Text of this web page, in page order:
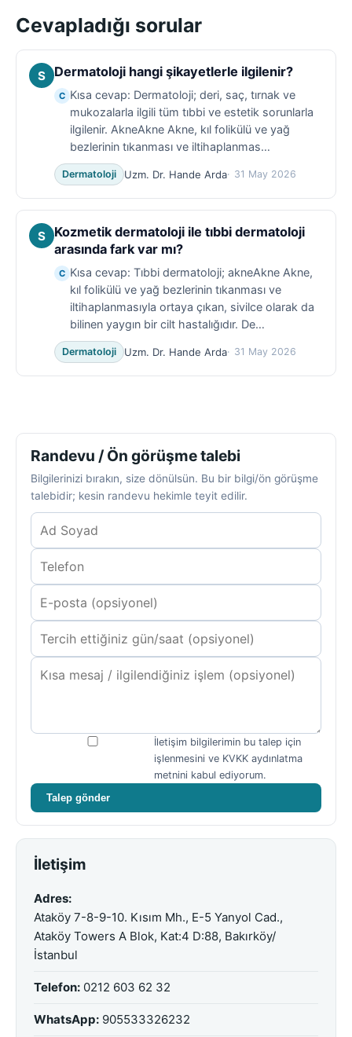
Cevapladığı sorular
S Dermatoloji hangi şikayetlerle ilgilenir?
C Kısa cevap: Dermatoloji; deri, saç, tırnak ve
mukozalarla ilgili tüm tıbbi ve estetik sorunlarla
ilgilenir. AkneAkne Akne, kıl folikülü ve yağ
bezlerinin tıkanması ve iltihaplanmas…
Dermatoloji Uzm. Dr. Hande Arda 31 May 2026
S
Kozmetik dermatoloji ile tıbbi dermatoloji
arasında fark var mı?
C Kısa cevap: Tıbbi dermatoloji; akneAkne Akne,
kıl folikülü ve yağ bezlerinin tıkanması ve
iltihaplanmasıyla ortaya çıkan, sivilce olarak da
bilinen yaygın bir cilt hastalığıdır. De…
Dermatoloji Uzm. Dr. Hande Arda 31 May 2026
Randevu / Ön görüşme talebi
Bilgilerinizi bırakın, size dönülsün. Bu bir bilgi/ön görüşme
talebidir; kesin randevu hekimle teyit edilir.
İletişim bilgilerimin bu talep için
işlenmesini ve KVKK aydınlatma
metnini kabul ediyorum.
Talep gönder
İletişim
Adres:
Ataköy 7-8-9-10. Kısım Mh., E-5 Yanyol Cad.,
Ataköy Towers A Blok, Kat:4 D:88, Bakırköy/
İstanbul
Telefon: 0212 603 62 32
WhatsApp: 905533326232